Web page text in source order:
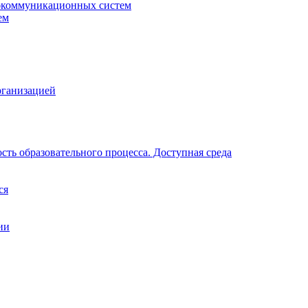
систем
образовательного процесса. Доступная среда